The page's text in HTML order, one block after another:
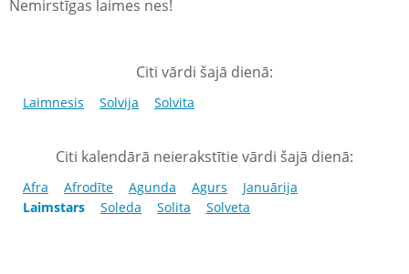
Nemirstīgas laimes nes!
Citi vārdi šajā dienā:
Laimnesis Solvija Solvita
Citi kalendārā neierakstītie vārdi šajā dienā:
Afra Afrodīte Agunda Agurs
Januārija
Laimstars
Soleda Solita Solveta